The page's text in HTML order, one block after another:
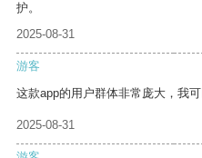
护。
2025-08-31
游客
这款app的用户群体非常庞大，我
2025-08-31